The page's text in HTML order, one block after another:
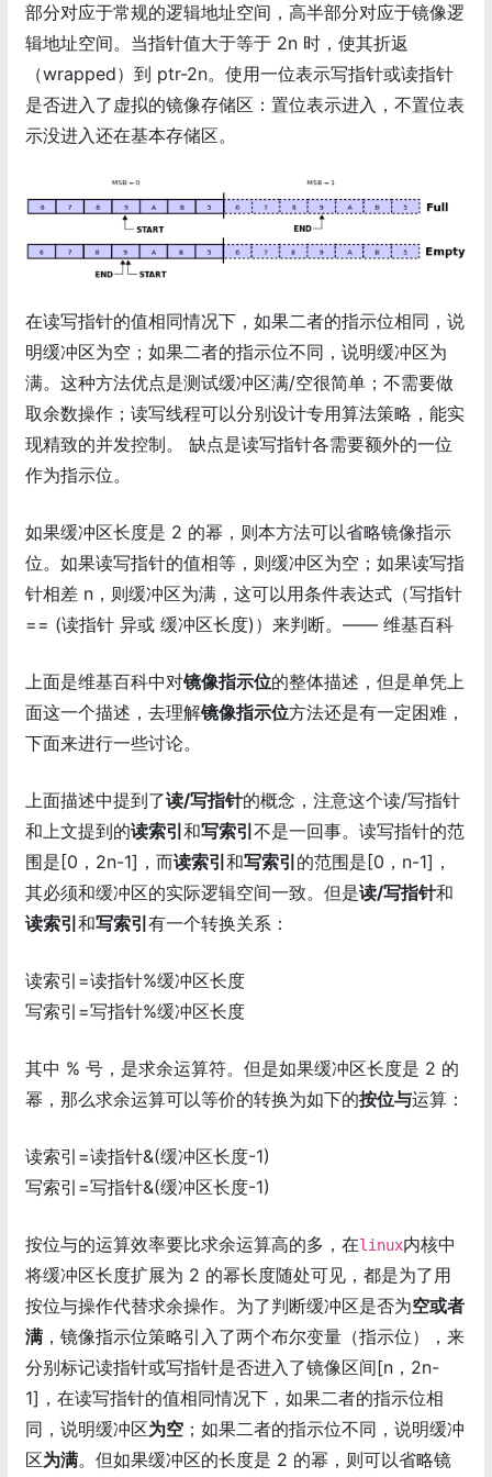
部分对应于常规的逻辑地址空间，高半部分对应于镜像逻
辑地址空间。当指针值大于等于 2n 时，使其折返
（wrapped）到 ptr-2n。使用一位表示写指针或读指针
是否进入了虚拟的镜像存储区：置位表示进入，不置位表
示没进入还在基本存储区。
在读写指针的值相同情况下，如果二者的指示位相同，说
明缓冲区为空；如果二者的指示位不同，说明缓冲区为
满。这种方法优点是测试缓冲区满/空很简单；不需要做
取余数操作；读写线程可以分别设计专用算法策略，能实
现精致的并发控制。 缺点是读写指针各需要额外的一位
作为指示位。
如果缓冲区长度是 2 的幂，则本方法可以省略镜像指示
位。如果读写指针的值相等，则缓冲区为空；如果读写指
针相差 n，则缓冲区为满，这可以用条件表达式（写指针
== (读指针 异或 缓冲区长度)）来判断。—— 维基百科
上面是维基百科中对镜像指示位的整体描述，但是单凭上
面这一个描述，去理解镜像指示位方法还是有一定困难，
下面来进行一些讨论。
上面描述中提到了读/写指针的概念，注意这个读/写指针
和上文提到的读索引 和写索引 不是一回事。读写指针的范
围是[0，2n-1]，而读索引 和写索引 的范围是[0，n-1]，
其必须和缓冲区的实际逻辑空间一致。但是读/写指针和
读索引 和写索引 有一个转换关系：
读索引=读指针%缓冲区长度
写索引=写指针%缓冲区长度
其中 % 号，是求余运算符。但是如果缓冲区长度是 2 的
幂，那么求余运算可以等价的转换为如下的按位与运算：
读索引=读指针&(缓冲区长度-1)
写索引=写指针&(缓冲区长度-1)
按位与的运算效率要比求余运算高的多，在linux内核中
将缓冲区长度扩展为 2 的幂长度随处可见，都是为了用
按位与操作代替求余操作。为了判断缓冲区是否为空或者
满 ，镜像指示位策略引入了两个布尔变量（指示位），来
分别标记读指针或写指针是否进入了镜像区间[n，2n-
1]，在读写指针的值相同情况下，如果二者的指示位相
同，说明缓冲区为空 ；如果二者的指示位不同，说明缓冲
区为满。但如果缓冲区的长度是 2 的幂，则可以省略镜